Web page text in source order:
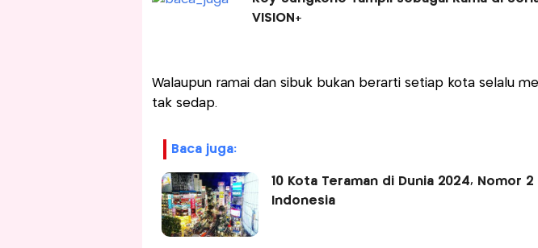
VISION+
Walaupun ramai dan sibuk bukan berarti setiap kota selalu
tak sedap.
baca juga:
10 Kota Teraman di Dunia 2024, Nomor
Indonesia